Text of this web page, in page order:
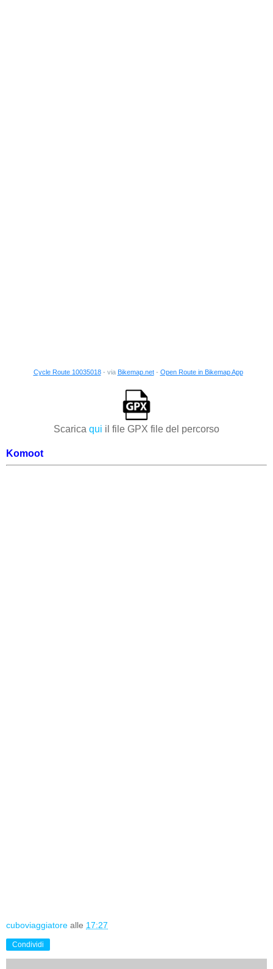
Cycle Route 10035018- via Bikemap.net- Open Route in Bikemap App
Scarica qui il file GPX file del percorso
Komoot
cuboviaggiatore alle 17:27
Condividi